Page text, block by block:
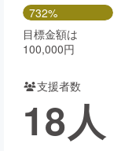
Creation
コミュニティ
732%
目標金額は
100,000円
支援者数
18人